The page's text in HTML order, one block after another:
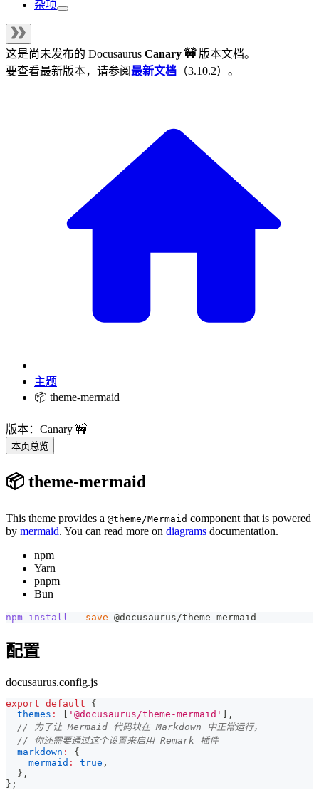
杂项
这是尚未发布的 Docusaurus Canary 🚧版本文档。
要查看最新版本，请参阅最新文档 （3.10.2）。
主题
📦 theme-mermaid
版本：Canary 🚧
本页总览
📦 theme-mermaid
This theme provides a @theme/Mermaid component that is powered
by mermaid. You can read more on diagrams documentation.
npm
Yarn
pnpm
Bun
npm install --save @docusaurus/theme-mermaid
配置
docusaurus.config.js
export default
{
themes : '@docusaurus/theme-mermaid'
,
// 为了让 Mermaid 代码块在 Markdown 中正常运行，
// 你还需要通过这个设置来启用 Remark 插件
markdown :
{
mermaid : true ,
} ,
} ;